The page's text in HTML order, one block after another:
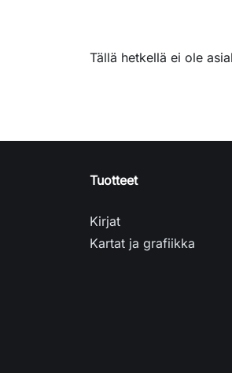
Tällä hetkellä ei ole
Tuotteet
Kirjat
Kartat ja grafiikka